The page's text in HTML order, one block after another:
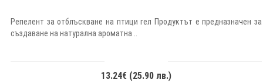
Репелент за отблъскване на птици гел Продуктът е предназначен за
създаване на натурална ароматна ..
13.24€ (25.90 лв.)